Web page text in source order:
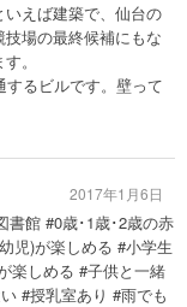
えば建築で、仙台の
場の最終候補にもな
。
るビルです。壁って
書館 #0歳･1歳･2歳の赤
児)が楽しめる #小学生
楽しめる #子供と一緒
#授乳室あり #雨でも
2017年1月6日